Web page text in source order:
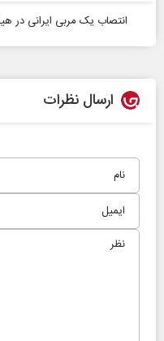
انتصاب یک مربی ایرانی در
ارسال نظرات